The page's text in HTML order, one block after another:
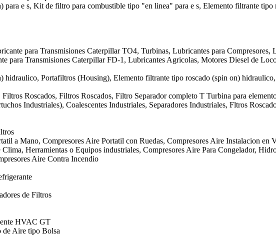
para e s, Kit de filtro para combustible tipo "en linea" para e s, Elemento filtrante tipo
para Transmisiones Caterpillar TO4, Turbinas, Lubricantes para
para Transmisiones Caterpillar FD-1, Lubricantes Agricolas, Motores Diesel de
hidraulico, Portafiltros (Housing), Elemento filtrante tipo roscado (spin on)
Roscados, Filtros Roscados, Filtro Separador completo T Turbina para
Industriales), Coalescentes Industriales, Separadores Industriales, Fltros
a Mano, Compresores Aire Portatil con Ruedas, Compresores Aire Instalacion
Herramientas o Equipos industriales, Compresores Aire Para Congelador,
Aire Contra Incendio
de Filtros
HVAC GT
Aire tipo Bolsa